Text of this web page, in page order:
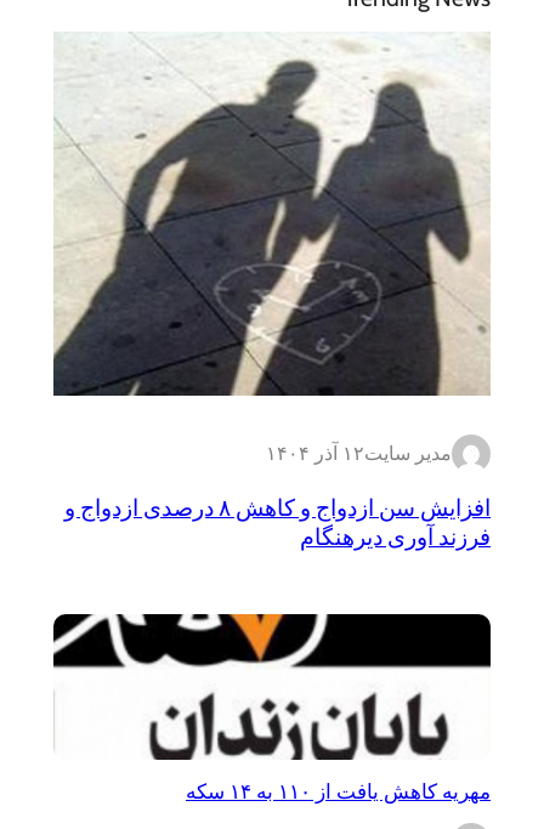
مدیر سایت۱۲ آذر ۱۴۰۴
افزایش سن ازدواج و کاهش ۸ درصدی ازدواج و
فرزند آوری دیرهنگام
مهریه کاهش یافت از ۱۱۰ به ۱۴ سکه